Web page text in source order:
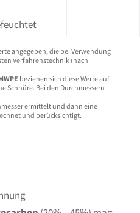
angegeben, die bei Verwendung
Verfahrenstechnik (nach
beziehen sich diese Werte auf
Schnüre. Bei den Durchmessern
ermittelt und dann eine
und berücksichtigt.